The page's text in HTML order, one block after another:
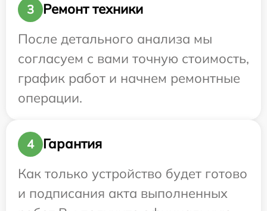
3
Ремонт техники
После детального анализа мы
согласуем с вами точную стоимость,
график работ и начнем ремонтные
операции.
4
Гарантия
Как только устройство будет готово
и подписания акта выполненных